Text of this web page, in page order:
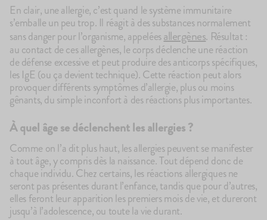
4.7 75avis
Le Brassé Vanille
2,10€
+10 +5
En clair, une allergie, c’est quand le système immunitaire
s’emballe un peu trop. Il réagit à des substances normalement
sans danger pour l’organisme, appeléesallergènes. Résultat :
au contact de ces allergènes, le corps déclenche une réaction
de défense excessive et peut produire des anticorps spécifiques,
les IgE (ou ça devient technique). Cette réaction peut alors
provoquer différents symptômes d’allergie, plus ou moins
gênants, du simple inconfort à des réactions plus importantes.
À quel âge se déclenchent les allergies ?
Comme on l’a dit plus haut, les allergies peuvent se manifester
à tout âge, y compris dès la naissance. Tout dépend donc de
chaque individu. Chez certains, les réactions allergiques ne
seront pas présentes durant l’enfance, tandis que pour d’autres,
elles feront leur apparition les premiers mois de vie, et dureront
jusqu’à l’adolescence, ou toute la vie durant.